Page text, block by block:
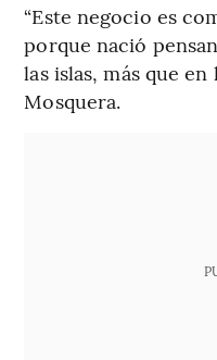
“Este negocio es
porque nació
las islas, más que
Mosquera.